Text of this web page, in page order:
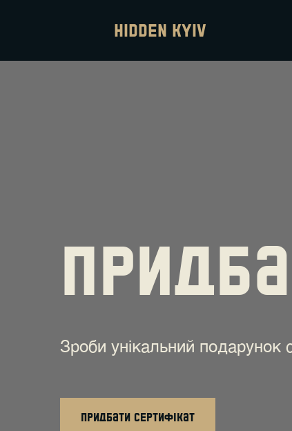
hidden Kyiv
Зроби унікальний подарунок
придбати сертифікат